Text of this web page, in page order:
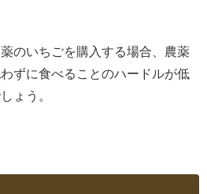
のいちごを購入する場合、農薬
ずに食べることのハードルが低
ょう。